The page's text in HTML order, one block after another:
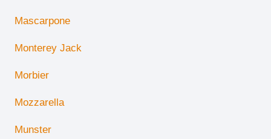
Mascarpone
Monterey Jack
Morbier
Mozzarella
Munster